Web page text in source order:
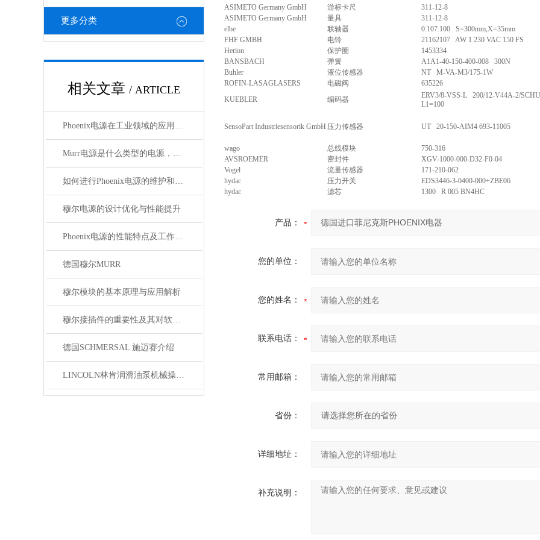
更多分类
相关文章 / ARTICLE
Phoenix电源在工业领域的应用与优势
Murr电源是什么类型的电源，主要用于哪些领域？
如何进行Phoenix电源的维护和保养？
穆尔电源的设计优化与性能提升
Phoenix电源的性能特点及工作温度分析
德国穆尔MURR
穆尔模块的基本原理与应用解析
穆尔接插件的重要性及其对软件开发的影响
德国SCHMERSAL 施迈赛介绍
LINCOLN林肯润滑油泵机械操作原理
ASIMETO Germany GmbH
游标卡尺
311-12-8
ASIMETO Germany GmbH
量具
311-12-8
elbe
联轴器
0.107.100 S=300mm,X=35mm
FHF GMBH
电铃
21162107 AW 1 230 VAC 150 FS
Herion
保护圈
1453334
BANSBACH
弹簧
A1A1-40-150-400-008 300N
Buhler
液位传感器
NT M-VA-M3/175-1W
ROFIN-LASAGLASERS
电磁阀
635226
KUEBLER
编码器
ERV3/8-VSS-L 200/12-V44A-2/
L1=100
SensoPart Industriesensorik GmbH 压力传感器 UT 20-150-AIM4 693-11005
wago 总线模块
750-316
AVSROEMER
密封件
XGV-1000-000-D32-F0-04
Vogel
流量传感器
171-210-062
hydac
压力开关
EDS3446-3-0400-000+ZBE06
hydac
滤芯 1300 R 005 BN4HC
产品：
您的单位：
您的姓名：
联系电话：
常用邮箱：
省份：
详细地址：
补充说明：